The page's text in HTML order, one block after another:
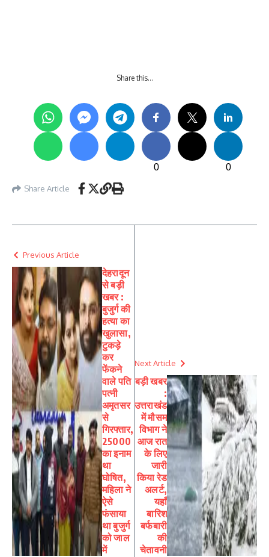
Share this…
0 0
Share Article
Previous Article
देहरादून
से बड़ी
खबर :
बुजुर्ग की
हत्या का
खुलासा,
टुकड़े
कर
फेंकने
वाले पति
पत्नी
अमृतसर
से
गिरफ्तार,
25000
का इनाम
था
घोषित,
महिला ने
ऐसे
फंसाया
था बुजुर्ग
को जाल
में
Next Article
बड़ी खबर
:
उत्तराखंड
में मौसम
विभाग ने
आज रात
के लिए
जारी
किया रेड
अलर्ट,
यहाँ
बारिश
बर्फबारी
की
चेतावनी